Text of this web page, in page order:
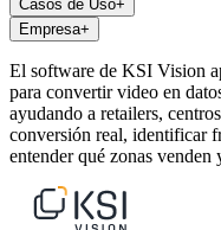
Casos de Uso+
Empresa+
El software de KSI Vision
para convertir video en
ayudando a retailers,
conversión real, identificar
entender qué zonas venden